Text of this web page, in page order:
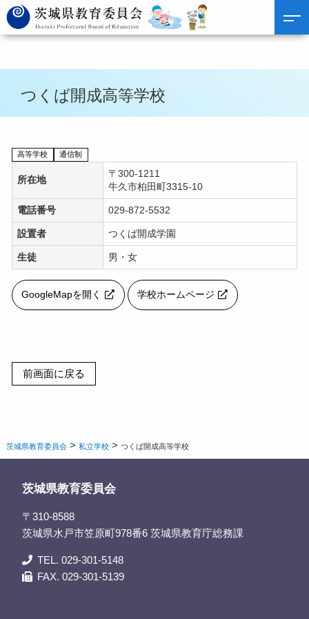
つくば開成高等学校
高等学校 通信制
所在地
〒300-1211
牛久市柏田町3315-10
電話番号 029-872-5532
設置者 つくば開成学園
生徒 男・女
GoogleMapを開く 学校ホームページ
茨城県教育委員会 >私立学校 >つくば開成高等学校
茨城県教育委員会
〒310-8588
茨城県水戸市笠原町978番6 茨城県教育庁総務課
TEL. 029-301-5148
FAX. 029-301-5139